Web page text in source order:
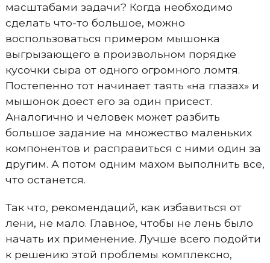
масштабами задачи? Когда необходимо
сделать что-то большое, можно
воспользоваться примером мышонка
выгрызающего в произвольном порядке
кусочки сыра от одного огромного ломтя.
Постепенно тот начинает таять «на глазах» и
мышонок доест его за один присест.
Аналогично и человек может разбить
большое задание на множество маленьких
компонентов и расправиться с ними один за
другим. А потом одним махом выполнить все,
что останется.
Так что, рекомендаций, как избавиться от
лени, не мало. Главное, чтобы не лень было
начать их применение. Лучше всего подойти
к решению этой проблемы комплексно,